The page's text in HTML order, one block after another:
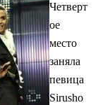
Четверт
ое
место
заняла
певица
Sirusho